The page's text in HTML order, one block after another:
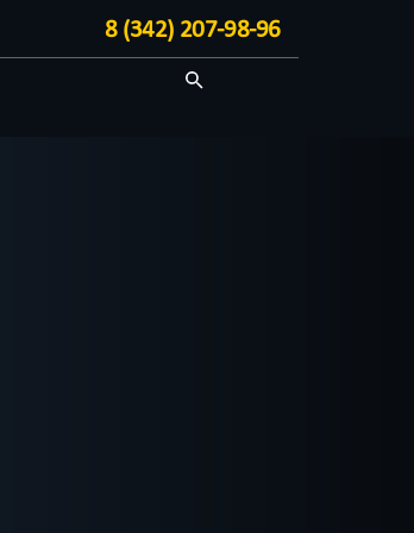
8 (342) 207-98-96